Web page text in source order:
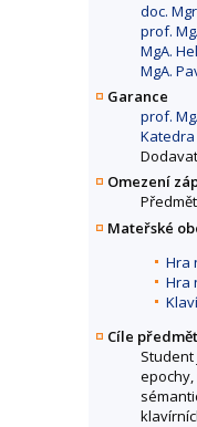
doc.
prof.
MgA.
MgA.
Garance
prof.
Omezení
Mateřské
Hra
Hra
Cíle